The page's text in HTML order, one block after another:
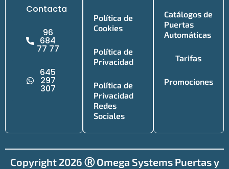
Contacta
96
684
77 77
645
297
307
Política de
Cookies
Política de
Privacidad
Política de
Privacidad
Redes
Sociales
Catálogos de
Puertas
Automáticas
Tarifas
Promociones
Copyright 2026 Ⓡ Omega Systems Puertas y